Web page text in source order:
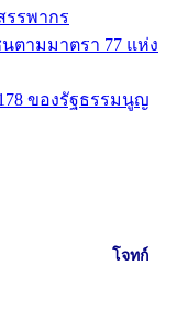
รพากร
ตามมาตรา 77 แห่ง
ของรัฐธรรมนูญ
โจทก์